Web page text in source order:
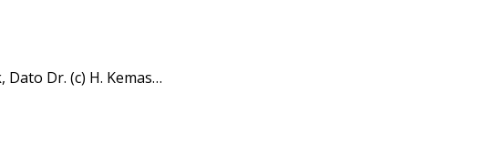
Dr. (c) H. Kemas…